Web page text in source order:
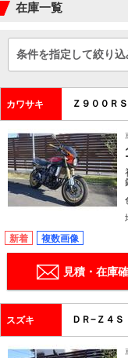
在庫一覧
条件を指定して絞り込
カワサキ Ｚ９００Ｒ
新着 複数画像
見積・在庫確
スズキ ＤＲ−Ｚ４Ｓ